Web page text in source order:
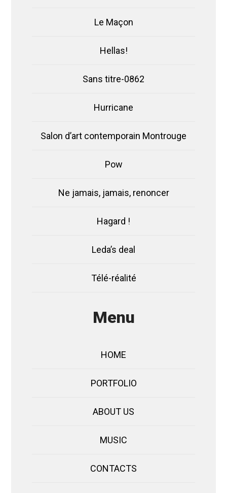
Le Maçon
Hellas!
Sans titre-0862
Hurricane
Salon d’art contemporain Montrouge
Pow
Ne jamais, jamais, renoncer
Hagard !
Leda’s deal
Télé-réalité
Menu
HOME
PORTFOLIO
ABOUT US
MUSIC
CONTACTS